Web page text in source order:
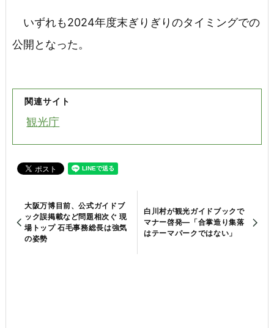
いずれも2024年度末ぎりぎりのタイミングでの
公開となった。
関連サイト
観光庁
大阪万博目前、公式ガイドブ
ック誤掲載など問題相次ぐ 現
場トップ 石毛事務総長は強気
の姿勢
白川村が観光ガイドブックで
マナー啓発—「合掌造り集落
はテーマパークではない」